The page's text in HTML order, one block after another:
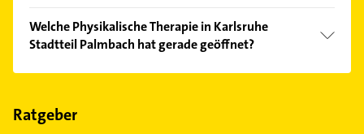
Kundenmeinungen und profitieren Sie von den
Empfehlungen. Die Suchergebnisse können Sie sich
einfach nachBewertungensortiert anzeigen lassen.
Welche Physikalische Therapie in Karlsruhe
Stadtteil Palmbach hat gerade geöffnet?
Im Anbieter-Bereich finden Sie alleÖffnungszeiten.
Feiertagen abweichen können.
Ratgeber